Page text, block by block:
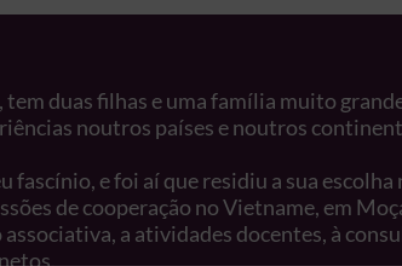
duas filhas e uma família muito
noutros países e noutros
fascínio, e foi aí que residiu a sua
de cooperação no Vietname, em
a atividades docentes, à